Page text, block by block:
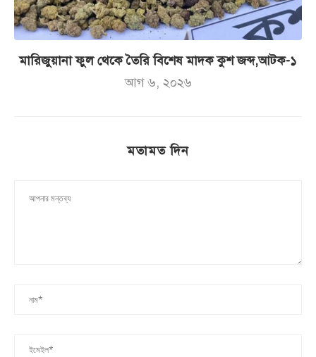
মারিজুয়ানা ফুল থেকে তৈরি বিশেষ মাদক কুশ জব্দ,আটক-১
আগ ৬, ২০২৬
মতামত দিন